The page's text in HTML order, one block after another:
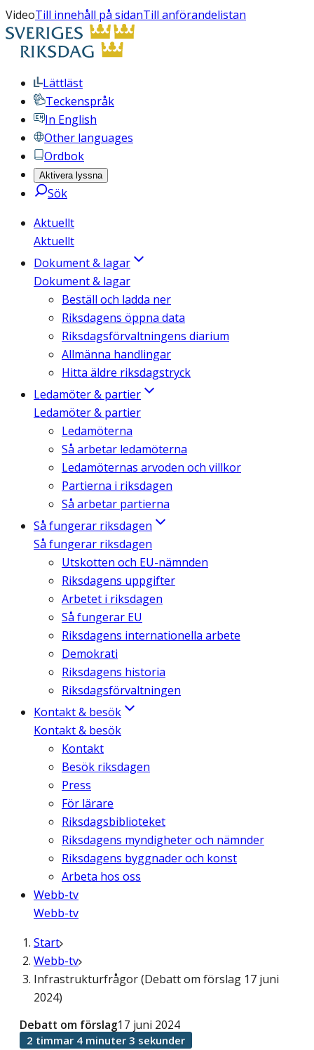
VideoTill innehåll på sidanTill anförandelistan
Lättläst
Teckenspråk
In English
Other languages
Ordbok
Aktivera lyssna
Sök
Aktuellt
Aktuellt
Dokument & lagar
Dokument & lagar
Beställ och ladda ner
Riksdagens öppna data
Riksdagsförvaltningens diarium
Allmänna handlingar
Hitta äldre riksdagstryck
Ledamöter & partier
Ledamöter & partier
Ledamöterna
Så arbetar ledamöterna
Ledamöternas arvoden och villkor
Partierna i riksdagen
Så arbetar partierna
Så fungerar riksdagen
Så fungerar riksdagen
Utskotten och EU-nämnden
Riksdagens uppgifter
Arbetet i riksdagen
Så fungerar EU
Riksdagens internationella arbete
Demokrati
Riksdagens historia
Riksdagsförvaltningen
Kontakt & besök
Kontakt & besök
Kontakt
Besök riksdagen
Press
För lärare
Riksdagsbiblioteket
Riksdagens myndigheter och nämnder
Riksdagens byggnader och konst
Arbeta hos oss
Webb-tv
Webb-tv
Start
Webb-tv
Infrastrukturfrågor (Debatt om förslag 17 juni
2024)
Debatt om förslag17 juni 2024
2 timmar 4 minuter 3 sekunder